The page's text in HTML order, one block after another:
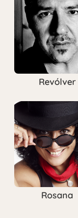
Revólver
Rosana